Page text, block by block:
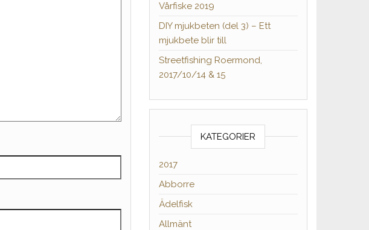
Vårfiske 2019
DIY mjukbeten (del 3) – Ett
mjukbete blir till
Streetfishing Roermond,
2017/10/14 & 15
KATEGORIER
2017
Abborre
Ädelfisk
Allmänt